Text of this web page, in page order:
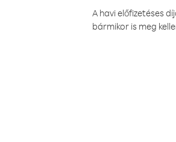
A havi előfizetéses
bármikor is meg